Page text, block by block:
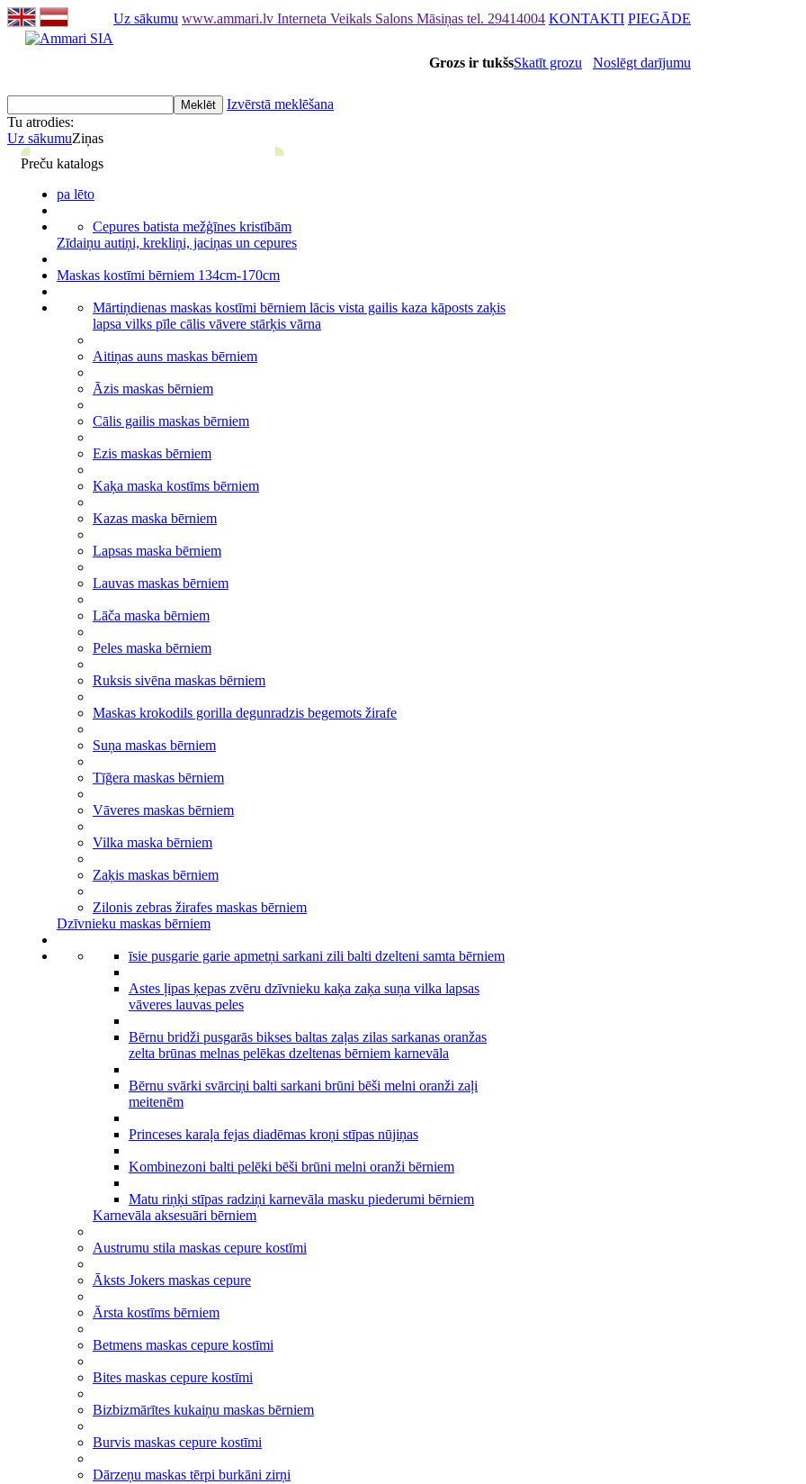
Uz sākumu www.ammari.lv Interneta Veikals Salons Māsiņas tel. 29414004 KONTAKTI PIEGĀDE
Grozs ir tukšsSkatīt grozu Noslēgt darījumu
Izvērstā meklēšana
Tu atrodies:
Uz sākumuZiņas
Preču katalogs
pa lēto
Cepures batista mežģīnes kristībām
Zīdaiņu autiņi, krekliņi, jaciņas un cepures
Maskas kostīmi bērniem 134cm-170cm
Mārtiņdienas maskas kostīmi bērniem lācis vista gailis kaza kāposts zaķis
lapsa vilks pīle cālis vāvere stārķis vārna
Aitiņas auns maskas bērniem
Āzis maskas bērniem
Cālis gailis maskas bērniem
Ezis maskas bērniem
Kaķa maska kostīms bērniem
Kazas maska bērniem
Lapsas maska bērniem
Lauvas maskas bērniem
Lāča maska bērniem
Peles maska bērniem
Ruksis sivēna maskas bērniem
Maskas krokodils gorilla degunradzis begemots žirafe
Suņa maskas bērniem
Tīğera maskas bērniem
Vāveres maskas bērniem
Vilka maska bērniem
Zaķis maskas bērniem
Zilonis zebras žirafes maskas bērniem
Dzīvnieku maskas bērniem
īsie pusgarie garie apmetņi sarkani zili balti dzelteni samta bērniem
Astes ļipas ķepas zvēru dzīvnieku kaķa zaķa suņa vilka lapsas
vāveres lauvas peles
Bērnu bridži pusgarās bikses baltas zaļas zilas sarkanas oranžas
zelta brūnas melnas pelēkas dzeltenas bērniem karnevāla
Bērnu svārki svārciņi balti sarkani brūni bēši melni oranži zaļi
meitenēm
Princeses karaļa fejas diadēmas kroņi stīpas nūjiņas
Kombinezoni balti pelēki bēši brūni melni oranži bērniem
Matu riņķi stīpas radziņi karnevāla masku piederumi bērniem
Karnevāla aksesuāri bērniem
Austrumu stila maskas cepure kostīmi
Āksts Jokers maskas cepure
Ārsta kostīms bērniem
Betmens maskas cepure kostīmi
Bites maskas cepure kostīmi
Bizbizmārītes kukaiņu maskas bērniem
Burvis maskas cepure kostīmi
Dārzeņu maskas tērpi burkāni zirņi